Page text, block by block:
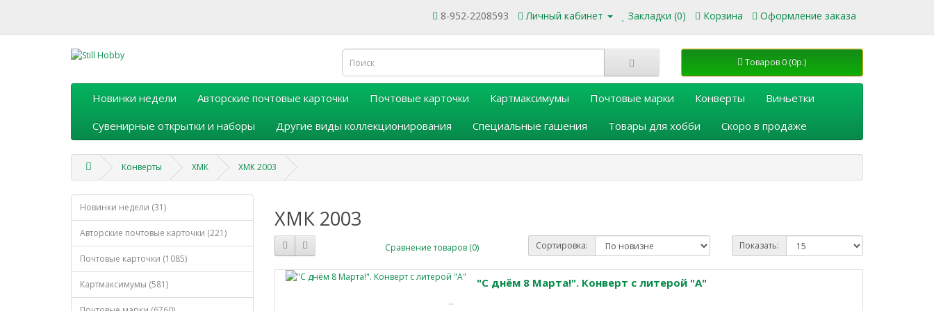
8-952-2208593 Личный кабинет Закладки (0) Корзина Оформление заказа
Товаров 0 (0р.)
Новинки недели Авторские почтовые карточки Почтовые карточки Картмаксимумы Почтовые марки Конверты
Виньетки
Сувенирные открытки и наборы
Другие виды коллекционирования Специальные гашения Товары для хобби Скоро в продаже
Конверты ХМК ХМК 2003
Новинки недели (31)
Авторские почтовые карточки (221)
Почтовые карточки (1085)
Картмаксимумы (581)
ХМК 2003
Сравнение товаров (0) Сортировка: Показать:
"С днём 8 Марта!". Конверт с литерой "А"
..